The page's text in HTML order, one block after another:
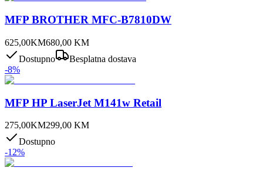
MFP BROTHER MFC-B7810DW
625,00KM680,00 KM
Dostupno
Besplatna dostava
-8%
MFP HP LaserJet M141w Retail
275,00KM299,00 KM
Dostupno
-12%